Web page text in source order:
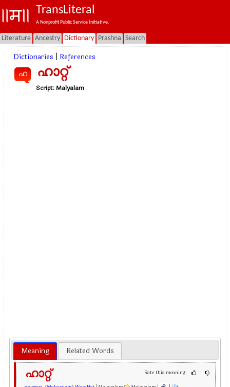
TransLiteral
A Nonprofit Public Service Initiative.
Literature Ancestry Dictionary Prashna Search
Dictionaries References
ഹ ഹാറ്റ്
Script:Malyalam
Meaning Related Words
Rate this meaning
ഹാറ്റ്